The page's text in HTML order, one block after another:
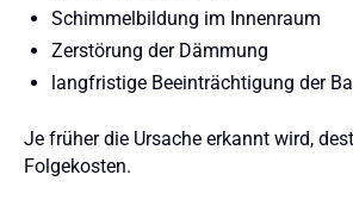
Schimmelbildung im Innenraum
Zerstörung der Dämmung
langfristige Beeinträchtigung der
Je früher die Ursache erkannt wird,
Folgekosten.